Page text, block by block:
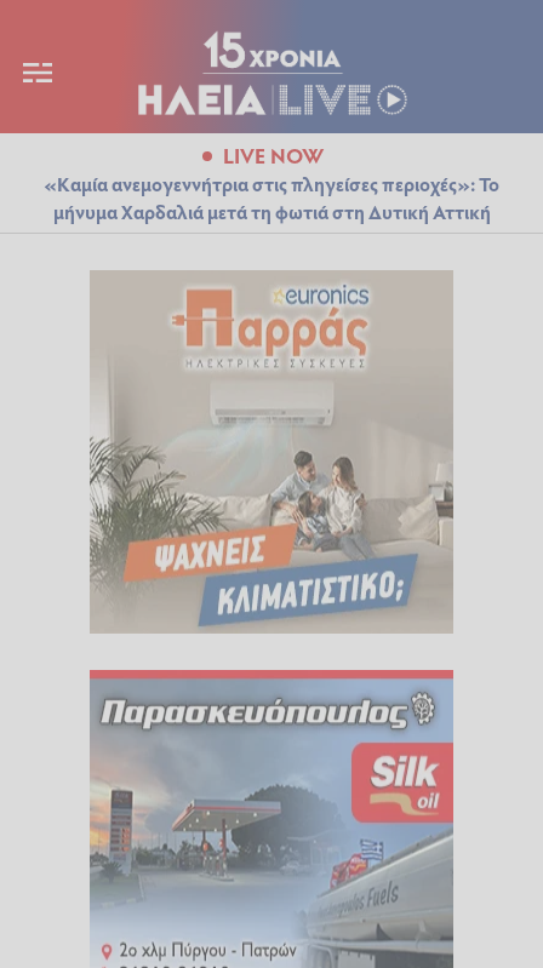
LIVE NOW
«Καμία ανεμογεννήτρια στις πληγείσες περιοχές»: Το
μήνυμα Χαρδαλιά μετά τη φωτιά στη Δυτική Αττική